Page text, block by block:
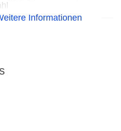
Barzahlung, Anfrage
Küche: international,
Buffet, Reservierung nicht
Informationen